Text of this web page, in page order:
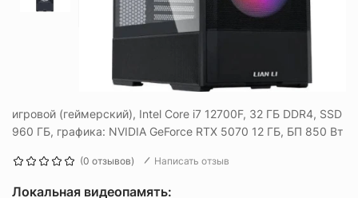
игровой (геймерский), Intel Core i7 12700F, 32 ГБ DDR4, SSD
960 ГБ, графика: NVIDIA GeForce RTX 5070 12 ГБ, БП 850 Вт
(0 отзывов) Написать отзыв
Локальная видеопамять: